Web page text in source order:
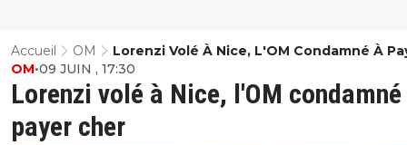
Accueil OM
Lorenzi Volé À Nice, L'OM Condamné À
Cher
Lorenzi volé à Nice, l'OM
payer cher
OM•09 JUIN , 17:30